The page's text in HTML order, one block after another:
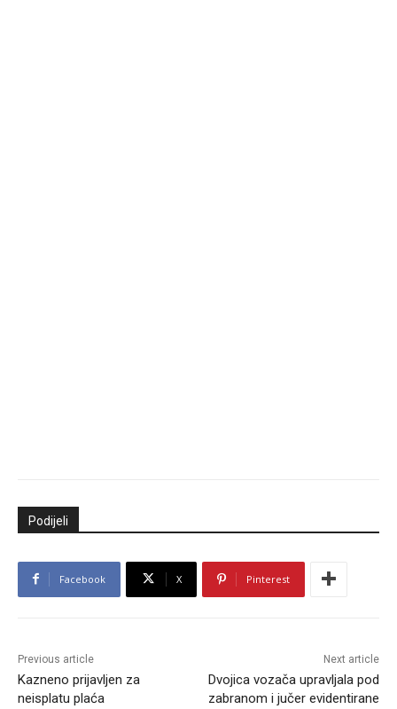
Podijeli
Facebook X Pinterest
Previous article
Kazneno prijavljen za
neisplatu plaća
Next article
Dvojica vozača upravljala pod
zabranom i jučer evidentirane